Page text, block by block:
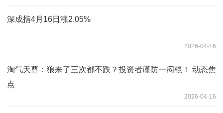
深成指4月16日涨2.05%
2026-04-16
淘气天尊：狼来了三次都不跌？投资者谨防一闷棍！ 动态焦
点
2026-04-16